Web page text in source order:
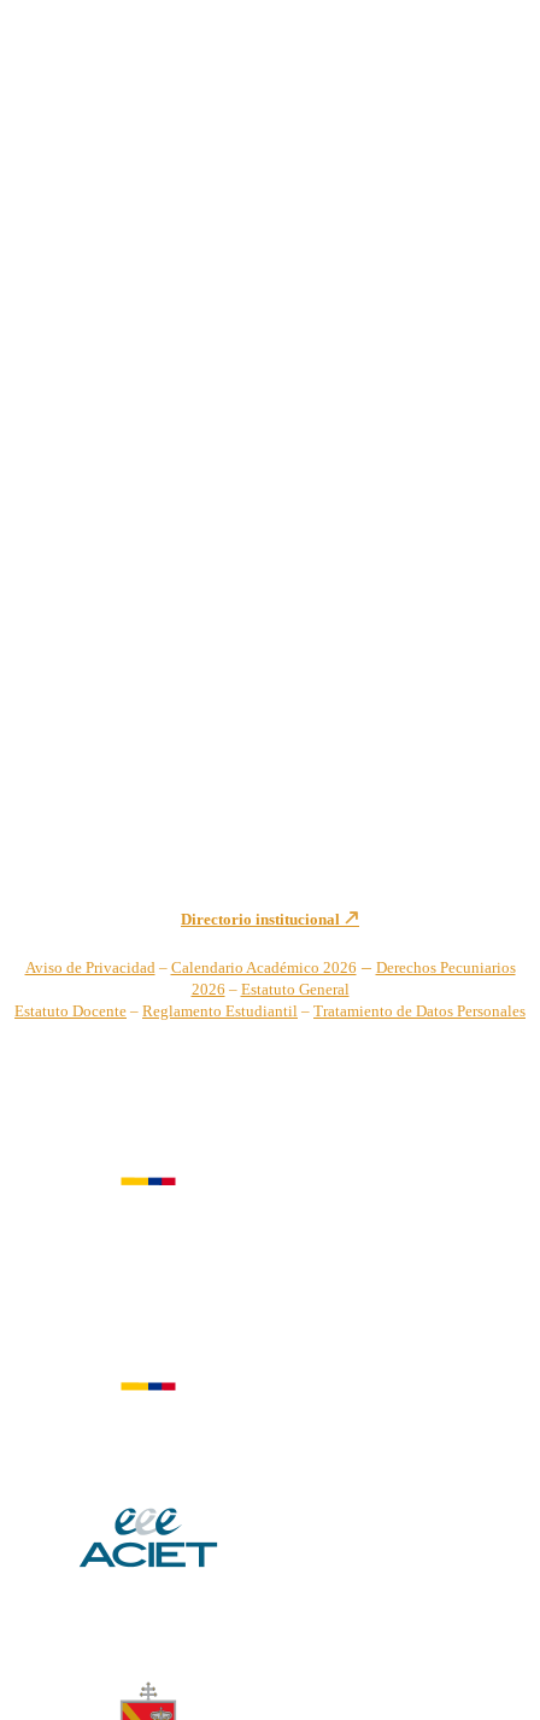
Directorio institucional
Aviso de Privacidad – Calendario Académico 2026 – Derechos Pecuniarios
2026 – Estatuto General
Estatuto Docente – Reglamento Estudiantil – Tratamiento de Datos Personales